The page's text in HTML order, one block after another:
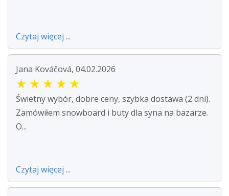
Czytaj więcej ...
Jana Kováčová, 04.02.2026
★ ★ ★ ★ ★
Świetny wybór, dobre ceny, szybka dostawa (2 dni).
Zamówiłem snowboard i buty dla syna na bazarze.
O...
Czytaj więcej ...